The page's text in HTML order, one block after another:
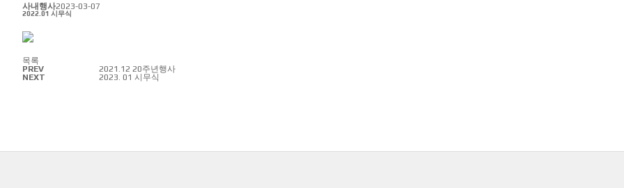
사내행사2023-03-07
2022.01 시무식
목록
PREV
2021.12 20주년행사
NEXT
2023. 01 시무식